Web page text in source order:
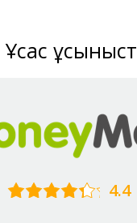
Ұқсас
4.4